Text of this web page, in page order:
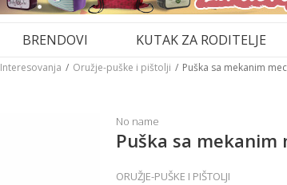
BRENDOVI KUTAK ZA RODITELJE
Interesovanja Oružje-puške i pištolji Puška sa mekanim
No name
Puška sa mekanim
ORUŽJE-PUŠKE I PIŠTOLJI